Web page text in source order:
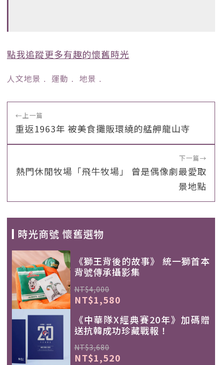
點我追蹤更多有趣的懷舊時光
人文地景 ﹒ 運動 ﹒ 地景 ﹒
←上一篇
重返1963年 被美食攤販環繞的艋舺龍山寺
下一篇→
熱門休閒牧場「飛牛牧場」 曾是偶像劇最愛取
景地點
時光商號 懷舊選物
《獅王背後的故事》 統一獅首本
背號傳承攝影集
NT$4,000
NT$1,580
《中華隊X經典賽20年》加碼贈
送抗韓成功珍藏戰報！
NT$3,680
NT$1,520